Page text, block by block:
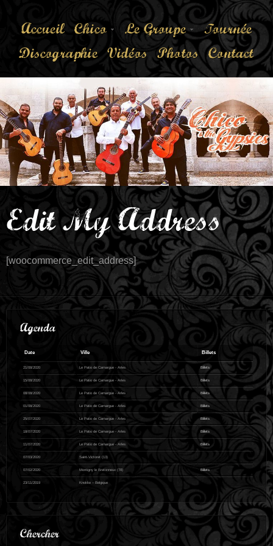
Accueil Chico Le Groupe
Tournée
Discographie Vidéos Photos Contact
Edit My Address
[woocommerce_edit_address]
Agenda
Date Ville Billets
21/08/2020 Le Patio de Camargue - Arles Billets
15/08/2020 Le Patio de Camargue - Arles Billets
08/08/2020 Le Patio de Camargue - Arles Billets
01/08/2020 Le Patio de Camargue - Arles Billets
25/07/2020 Le Patio de Camargue - Arles Billets
18/07/2020 Le Patio de Camargue - Arles Billets
11/07/2020 Le Patio de Camargue - Arles Billets
07/03/2020 Saint-Victoret (13)
07/02/2020 Montigny le Bretonneux (78) Billets
23/11/2019 Knokke – Belgique
Chercher